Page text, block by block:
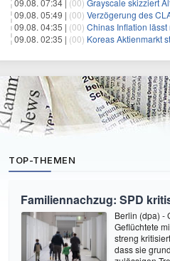
09.08. 05:49 | (00) Verzögerung des
09.08. 04:35 | (00) Chinas Inflation lässt
09.08. 02:35 | (00) Koreas Aktienmarkt
TOP-THEMEN
Familiennachzug: SPD
Berlin (dpa) -
Geflüchtete
streng
dass sie